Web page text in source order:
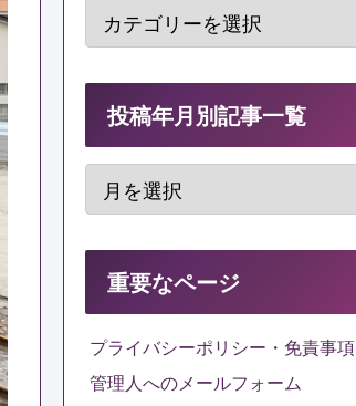
投稿年月別記事一覧
重要なページ
プライバシーポリシー・免責事項
管理人へのメールフォーム